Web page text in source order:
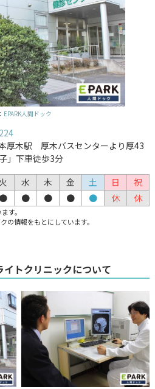
EPARK人間ドック
厚木駅 厚木バスセンターより厚43
」下車徒歩3分
火 水 木 金 土 日
祝
● ● ● ● ● 休 休
す。
の情報をもとにしています。
トクリニックについて